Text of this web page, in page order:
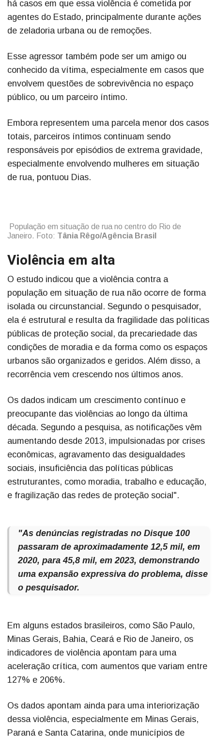
há casos em que essa violência é cometida por
agentes do Estado, principalmente durante ações
de zeladoria urbana ou de remoções.
Esse agressor também pode ser um amigo ou
conhecido da vítima, especialmente em casos que
envolvem questões de sobrevivência no espaço
público, ou um parceiro íntimo.
Embora representem uma parcela menor dos casos
totais, parceiros íntimos continuam sendo
responsáveis por episódios de extrema gravidade,
especialmente envolvendo mulheres em situação
de rua, pontuou Dias.
População em situação de rua no centro do Rio de
Janeiro. Foto: Tânia Rêgo/Agência Brasil
Violência em alta
O estudo indicou que a violência contra a
população em situação de rua não ocorre de forma
isolada ou circunstancial. Segundo o pesquisador,
ela é estrutural e resulta da fragilidade das políticas
públicas de proteção social, da precariedade das
condições de moradia e da forma como os espaços
urbanos são organizados e geridos. Além disso, a
recorrência vem crescendo nos últimos anos.
Os dados indicam um crescimento contínuo e
preocupante das violências ao longo da última
década. Segundo a pesquisa, as notificações vêm
aumentando desde 2013, impulsionadas por crises
econômicas, agravamento das desigualdades
sociais, insuficiência das políticas públicas
estruturantes, como moradia, trabalho e educação,
e fragilização das redes de proteção social".
"As denúncias registradas no Disque 100
passaram de aproximadamente 12,5 mil, em
2020, para 45,8 mil, em 2023, demonstrando
uma expansão expressiva do problema, disse
o pesquisador.
Em alguns estados brasileiros, como São Paulo,
Minas Gerais, Bahia, Ceará e Rio de Janeiro, os
indicadores de violência apontam para uma
aceleração crítica, com aumentos que variam entre
127% e 206%.
Os dados apontam ainda para uma interiorização
dessa violência, especialmente em Minas Gerais,
Paraná e Santa Catarina, onde municípios de